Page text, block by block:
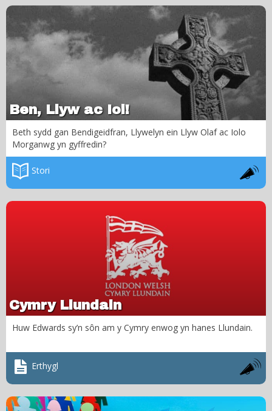
Ben, Llyw ac Iol!
Beth sydd gan Bendigeidfran, Llywelyn ein Llyw Olaf ac Iolo
Morganwg yn gyffredin?
Stori
Cymry Llundain
Huw Edwards sy’n sôn am y Cymry enwog yn hanes Llundain.
Erthygl